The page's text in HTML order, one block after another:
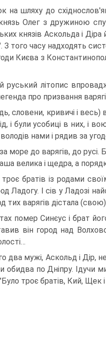
на шляху до
Олег з дружиною
князів Аскольда і
того часу надходять
Києва з
руський літопис
про призвання
словени, кривичі і весь)
і були усобиці в них, і
нами і рядив за
море до варягів, до русі.
велика і щедра, а
троє братів із родами
Ладогу. І сів у Ладозі
тих варягів дістала
помер Синєус і брат
він город над
два мужі, Аскольд і Дір,
обидва по Дніпру. Ідучи
троє братів, Кий, Щек